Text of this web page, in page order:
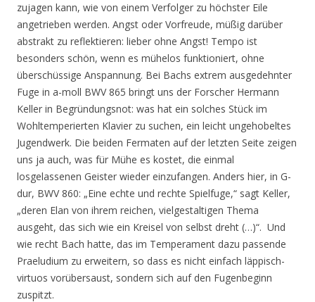
zujagen kann, wie von einem Verfolger zu höchster Eile
angetrieben werden. Angst oder Vorfreude, müßig darüber
abstrakt zu reflektieren: lieber ohne Angst! Tempo ist
besonders schön, wenn es mühelos funktioniert, ohne
überschüssige Anspannung. Bei Bachs extrem ausgedehnter
Fuge in a-moll BWV 865 bringt uns der Forscher Hermann
Keller in Begründungsnot: was hat ein solches Stück im
Wohltemperierten Klavier zu suchen, ein leicht ungehobeltes
Jugendwerk. Die beiden Fermaten auf der letzten Seite zeigen
uns ja auch, was für Mühe es kostet, die einmal
losgelassenen Geister wieder einzufangen. Anders hier, in G-
dur, BWV 860: „Eine echte und rechte Spielfuge,“ sagt Keller,
„deren Elan von ihrem reichen, vielgestaltigen Thema
ausgeht, das sich wie ein Kreisel von selbst dreht (…)“. Und
wie recht Bach hatte, das im Temperament dazu passende
Praeludium zu erweitern, so dass es nicht einfach läppisch-
virtuos vorübersaust, sondern sich auf den Fugenbeginn
zuspitzt.